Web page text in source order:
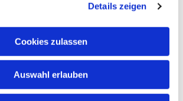
Details zeigen
Cookies zulassen
Auswahl erlauben